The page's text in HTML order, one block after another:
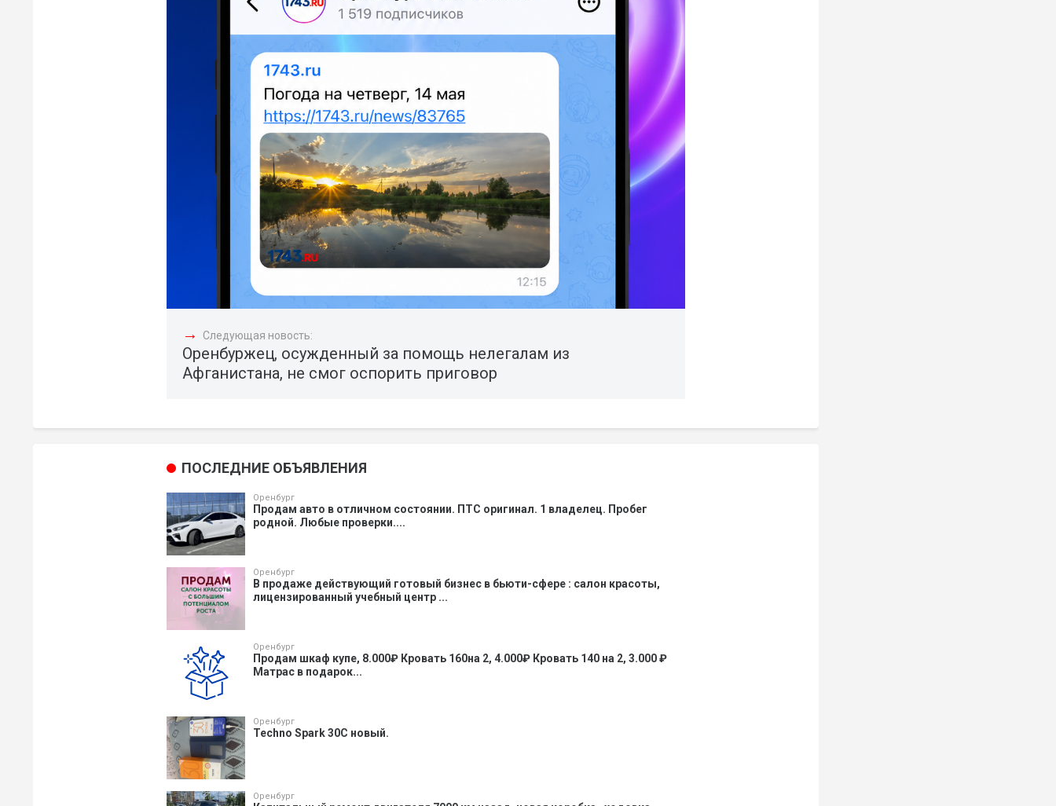
→ Следующая новость:
Оренбуржец, осужденный за помощь нелегалам из
Афганистана, не смог оспорить приговор
ПОСЛЕДНИЕ ОБЪЯВЛЕНИЯ
Оренбург
Продам авто в отличном состоянии. ПТС оригинал. 1 владелец. Пробег
родной. Любые проверки....
Оренбург
В продаже действующий готовый бизнес в бьюти-сфере : салон красоты,
лицензированный учебный центр ...
Оренбург
Продам шкаф купе, 8.000₽ Кровать 160на 2, 4.000₽ Кровать 140 на 2, 3.000 ₽
Матрас в подарок...
Оренбург
Techno Spark 30C новый.
Оренбург